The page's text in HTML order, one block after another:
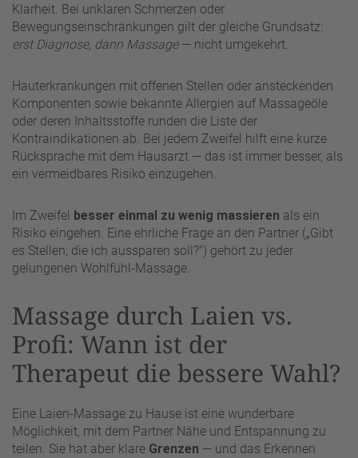
Klarheit. Bei unklaren Schmerzen oder
Bewegungseinschränkungen gilt der gleiche Grundsatz:
erst Diagnose, dann Massage— nicht umgekehrt.
Hauterkrankungen mit offenen Stellen oder ansteckenden
Komponenten sowie bekannte Allergien auf Massageöle
oder deren Inhaltsstoffe runden die Liste der
Kontraindikationen ab. Bei jedem Zweifel hilft eine kurze
Rücksprache mit dem Hausarzt — das ist immer besser, als
ein vermeidbares Risiko einzugehen.
Im Zweifel besser einmal zu wenig massieren als ein
Risiko eingehen. Eine ehrliche Frage an den Partner („Gibt
es Stellen, die ich aussparen soll?") gehört zu jeder
gelungenen Wohlfühl-Massage.
Massage durch Laien vs.
Profi: Wann ist der
Therapeut die bessere Wahl?
Eine Laien-Massage zu Hause ist eine wunderbare
Möglichkeit, mit dem Partner Nähe und Entspannung zu
teilen. Sie hat aber klare Grenzen — und das Erkennen